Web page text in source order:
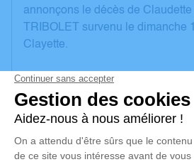
annonçons le décès de
TRIBOLET survenu le dimanche
Clayette.
Nous vous invitons à utiliser cet
vos condoléances, partager des
une anecdote ou exprimer vos
poèmes ou des textes. Cet
d'expression dédié à honorer la